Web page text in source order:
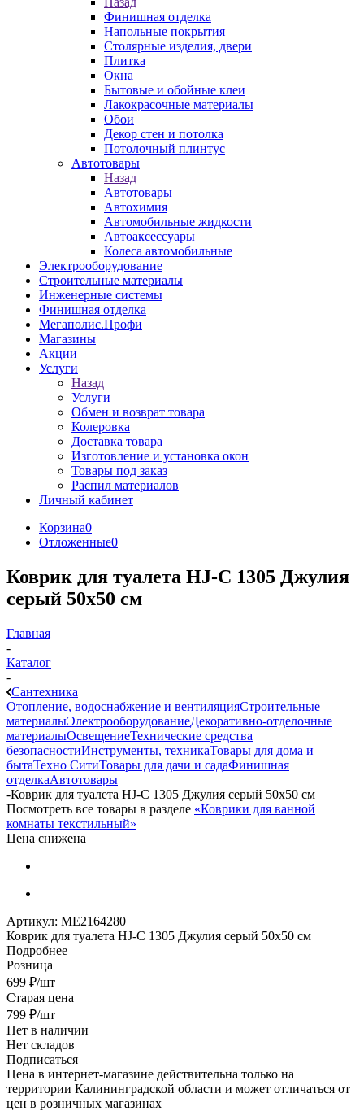
Финишная отделка
Напольные покрытия
Столярные изделия, двери
Плитка
Окна
Бытовые и обойные клеи
Лакокрасочные материалы
Обои
Декор стен и потолка
Потолочный плинтус
Автотовары
Назад
Автотовары
Автохимия
Автомобильные жидкости
Автоаксессуары
Колеса автомобильные
Электрооборудование
Строительные материалы
Инженерные системы
Финишная отделка
Мегаполис.Профи
Магазины
Акции
Услуги
Назад
Услуги
Обмен и возврат товара
Колеровка
Доставка товара
Изготовление и установка окон
Товары под заказ
Распил материалов
Личный кабинет
Корзина0
Отложенные0
Коврик для туалета HJ-C 1305 Джулия
серый 50х50 см
Главная
-
Каталог
-
Сантехника
Отопление, водоснабжение и вентиляцияСтроительные
материалыЭлектрооборудованиеДекоративно-отделочные
материалыОсвещениеТехнические средства
безопасностиИнструменты, техникаТовары для дома и
бытаТехно СитиТовары для дачи и садаФинишная
отделкаАвтотовары
-Коврик для туалета HJ-C 1305 Джулия серый 50х50 см
Посмотреть все товары в разделе «Коврики для ванной
комнаты текстильный»
Цена снижена
Артикул: МЕ2164280
Коврик для туалета HJ-C 1305 Джулия серый 50х50 см
Подробнее
Розница
699 ₽/шт
Старая цена
799 ₽/шт
Нет в наличии
Нет складов
Подписаться
Цена в интернет-магазине действительна только на
территории Калининградской области и может отличаться от
цен в розничных магазинах